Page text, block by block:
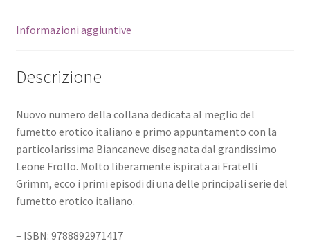
Informazioni aggiuntive
Descrizione
Nuovo numero della collana dedicata al meglio del
fumetto erotico italiano e primo appuntamento con la
particolarissima Biancaneve disegnata dal grandissimo
Leone Frollo. Molto liberamente ispirata ai Fratelli
Grimm, ecco i primi episodi di una delle principali serie del
fumetto erotico italiano.
– ISBN: 9788892971417